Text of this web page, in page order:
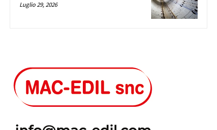
Luglio 29, 2026